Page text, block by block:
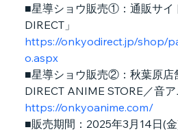
■星導ショウ販売①：通販サイ
DIRECT」
https://onkyodirect.jp/shop/
o.aspx
■星導ショウ販売②：秋葉原店
DIRECT ANIME STORE／音ア
https://onkyoanime.com/
■販売期間：2025年3月14日(